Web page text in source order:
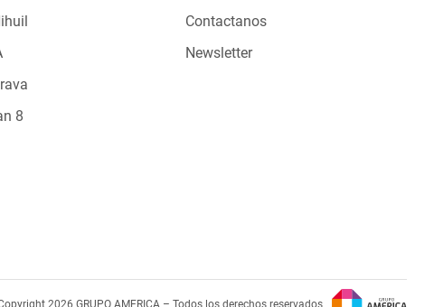
8
Contactanos
Newsletter
2026 GRUPO AMERICA – Todos los derechos reservados